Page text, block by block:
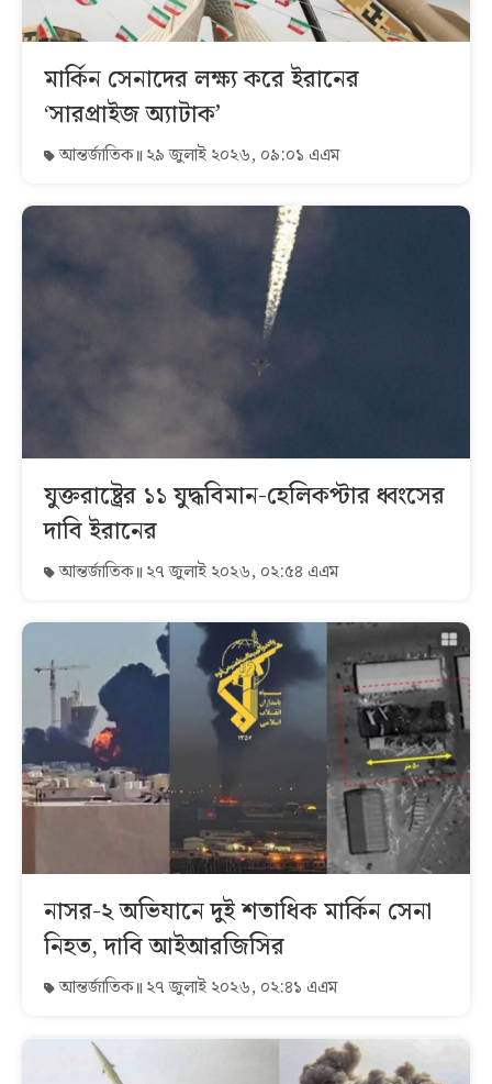
মার্কিন সেনাদের লক্ষ্য করে ইরানের
‘সারপ্রাইজ অ্যাটাক’
আন্তর্জাতিক ২৯ জুলাই ২০২৬, ০৯:০১ এএম
যুক্তরাষ্ট্রের ১১ যুদ্ধবিমান-হেলিকপ্টার ধ্বংসের
দাবি ইরানের
আন্তর্জাতিক ২৭ জুলাই ২০২৬, ০২:৫৪ এএম
নাসর-২ অভিযানে দুই শতাধিক মার্কিন সেনা
নিহত, দাবি আইআরজিসির
আন্তর্জাতিক ২৭ জুলাই ২০২৬, ০২:৪১ এএম